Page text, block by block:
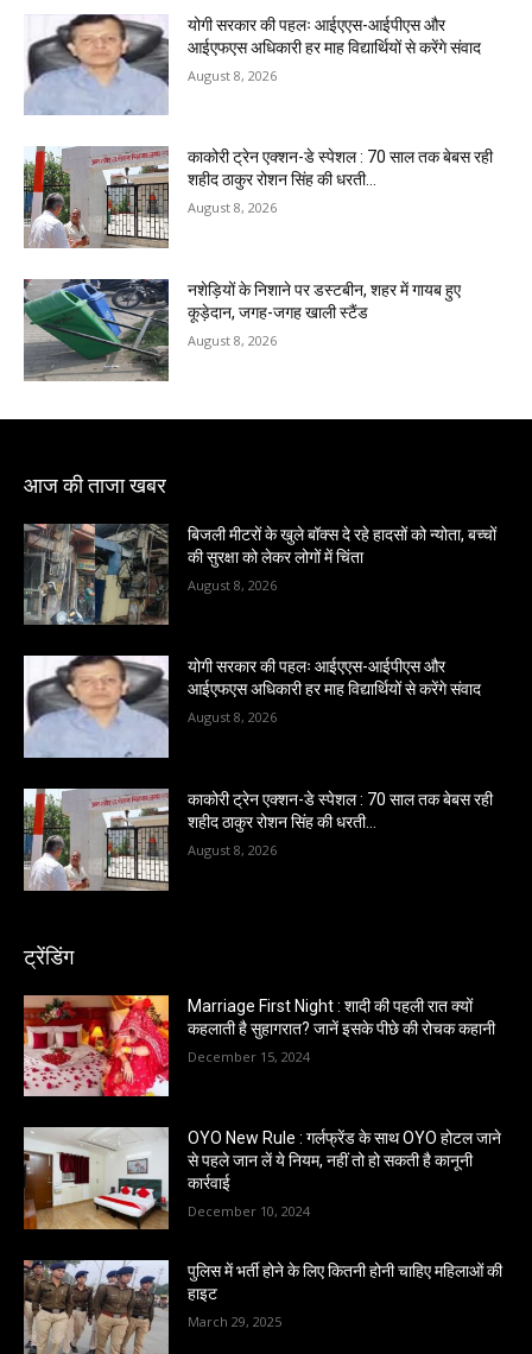
योगी सरकार की पहलः आईएएस-आईपीएस और
आईएफएस अधिकारी हर माह विद्यार्थियों से करेंगे संवाद
August 8, 2026
काकोरी ट्रेन एक्शन-डे स्पेशल : 70 साल तक बेबस रही
शहीद ठाकुर रोशन सिंह की धरती…
August 8, 2026
नशेड़ियों के निशाने पर डस्टबीन, शहर में गायब हुए
कूड़ेदान, जगह-जगह खाली स्टैंड
August 8, 2026
आज की ताजा खबर
बिजली मीटरों के खुले बॉक्स दे रहे हादसों को न्योता, बच्चों
की सुरक्षा को लेकर लोगों में चिंता
August 8, 2026
योगी सरकार की पहलः आईएएस-आईपीएस और
आईएफएस अधिकारी हर माह विद्यार्थियों से करेंगे संवाद
August 8, 2026
काकोरी ट्रेन एक्शन-डे स्पेशल : 70 साल तक बेबस रही
शहीद ठाकुर रोशन सिंह की धरती…
August 8, 2026
ट्रेंडिंग
Marriage First Night : शादी की पहली रात क्यों
कहलाती है सुहागरात? जानें इसके पीछे की रोचक कहानी
December 15, 2024
OYO New Rule : गर्लफ्रेंड के साथ OYO होटल जाने
से पहले जान लें ये नियम, नहीं तो हो सकती है कानूनी
कार्रवाई
December 10, 2024
पुलिस में भर्ती होने के लिए कितनी होनी चाहिए महिलाओं की
हाइट
March 29, 2025